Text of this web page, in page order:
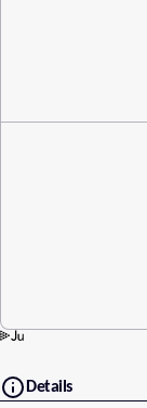
Details